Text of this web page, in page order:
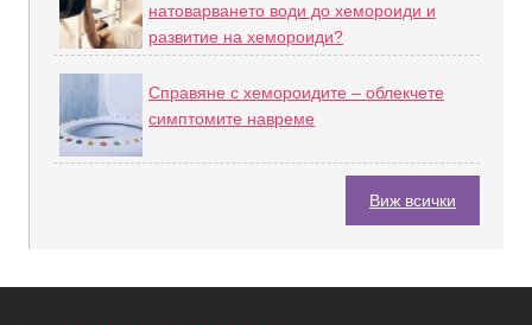
натоварването води до хемороиди и
развитие на хемороиди?
Справяне с хемороидите – облекчете
симптомите навреме
Виж всички